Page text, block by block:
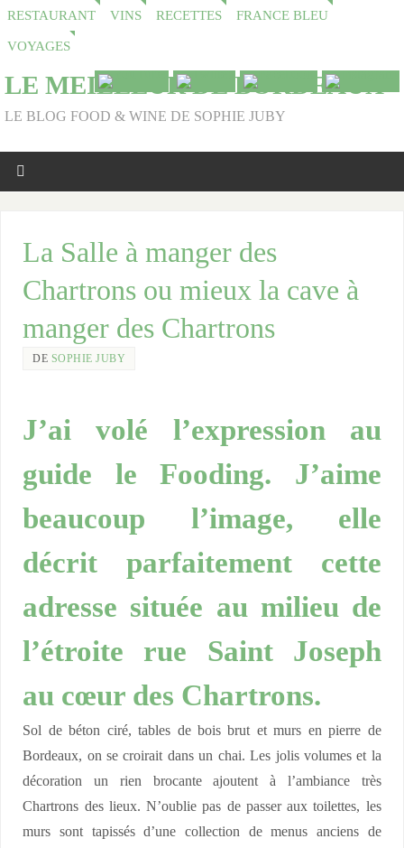
RESTAURANT VINS RECETTES FRANCE BLEU
VOYAGES
LE MEILLEUR DE BORDEAUX
LE BLOG FOOD & WINE DE SOPHIE JUBY
La Salle à manger des
Chartrons ou mieux la cave à
manger des Chartrons
DE SOPHIE JUBY
J’ai volé l’expression au
guide le Fooding. J’aime
beaucoup l’image, elle
décrit parfaitement cette
adresse située au milieu de
l’étroite rue Saint Joseph
au cœur des Chartrons.
Sol de béton ciré, tables de bois brut et murs en pierre de
Bordeaux, on se croirait dans un chai. Les jolis volumes et la
décoration un rien brocante ajoutent à l’ambiance très
Chartrons des lieux. N’oublie pas de passer aux toilettes, les
murs sont tapissés d’une collection de menus anciens de